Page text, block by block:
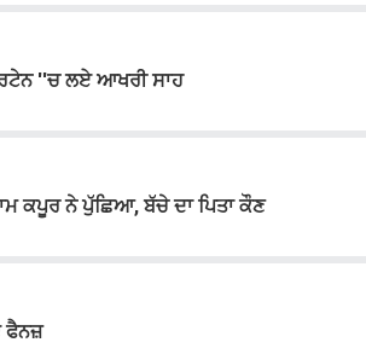
''ਚ ਲਏ ਆਖਰੀ ਸਾਹ
ਕਪੂਰ ਨੇ ਪੁੱਛਿਆ, ਬੱਚੇ ਦਾ ਪਿਤਾ ਕੌਣ
ਫੈਨਜ਼